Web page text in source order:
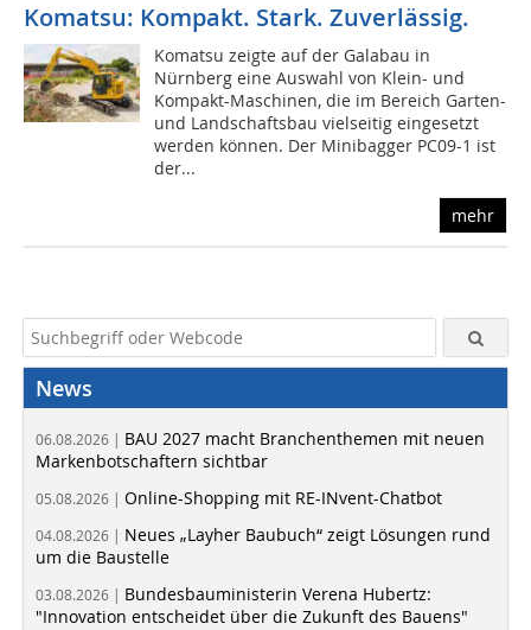
Komatsu: Kompakt. Stark. Zuverlässig.
Komatsu zeigte auf der Galabau in
Nürnberg eine Auswahl von Klein- und
Kompakt-Maschinen, die im Bereich Garten-
und Landschaftsbau vielseitig eingesetzt
werden können. Der Minibagger PC09-1 ist
der...
mehr
News
06.08.2026 | BAU 2027 macht Branchenthemen mit neuen
Markenbotschaftern sichtbar
05.08.2026 | Online-Shopping mit RE-INvent-Chatbot
04.08.2026 | Neues „Layher Baubuch“ zeigt Lösungen rund
um die Baustelle
03.08.2026 | Bundesbauministerin Verena Hubertz:
"Innovation entscheidet über die Zukunft des Bauens"